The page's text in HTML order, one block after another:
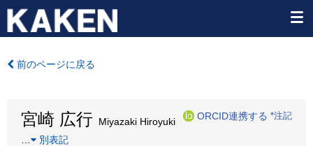
前のページに戻る
宮崎 広行 Miyazaki Hiroyuki
ORCID連携する *注記
別表記